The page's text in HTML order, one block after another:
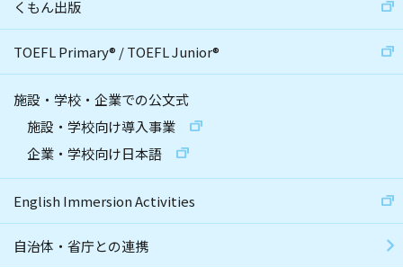
くもん出版
TOEFL Primary® /TOEFL Junior®
施設・学校・企業での公文式
施設・学校向け導入事業
企業・学校向け日本語
English Immersion Activities
自治体・省庁との連携